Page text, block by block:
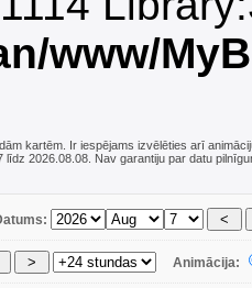
www/
kartēm. Ir iespējams izvēlēties arī
līdz 2026.08.08. Nav garantiju par datu
Animācija: